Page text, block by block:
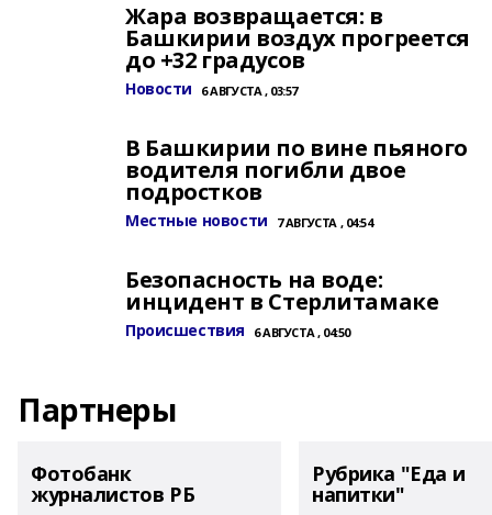
Жара возвращается: в
Башкирии воздух прогреется
до +32 градусов
Новости 6 АВГУСТА , 03:57
В Башкирии по вине пьяного
водителя погибли двое
подростков
Местные новости 7 АВГУСТА , 04:54
Безопасность на воде:
инцидент в Стерлитамаке
Происшествия 6 АВГУСТА , 04:50
Партнеры
Фотобанк
журналистов РБ
Рубрика "Еда и
напитки"